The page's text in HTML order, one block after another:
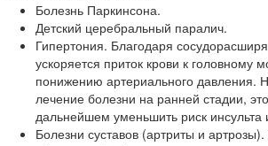
Болезнь Паркинсона.
Детский церебральный паралич.
Гипертония. Благодаря
ускоряется приток крови к головному
понижению артериального давления.
лечение болезни на ранней стадии,
дальнейшем уменьшить риск инсульта
Болезни суставов (артриты и